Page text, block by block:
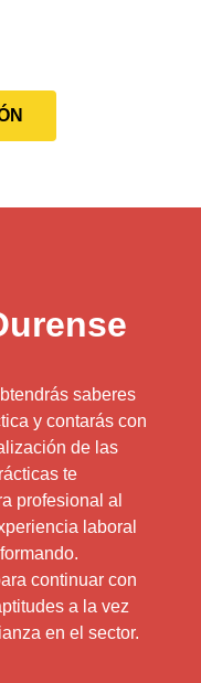
saberes
y contarás con
de las
te
profesional al
laboral
continuar con
a la vez
en el sector.